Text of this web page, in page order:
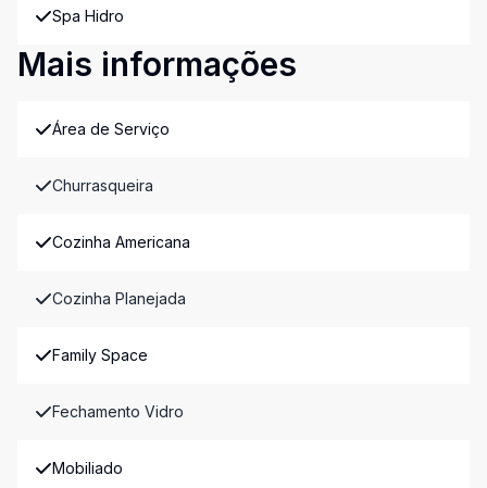
Spa Hidro
Mais informações
Área de Serviço
Churrasqueira
Cozinha Americana
Cozinha Planejada
Family Space
Fechamento Vidro
Mobiliado